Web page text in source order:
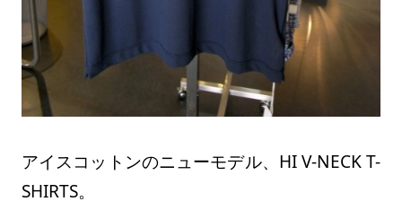
アイスコットンのニューモデル、HI V-NECK T-
SHIRTS。